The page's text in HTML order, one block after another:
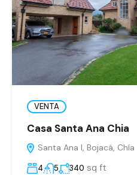
VENTA
Casa Santa Ana Chia
Santa Ana I, Bojacá, Chía
4 5 340 sq ft